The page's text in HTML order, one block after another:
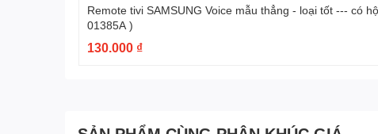
Remote tivi SAMSUNG Voice mẫu thẳng - loại tốt --- có hộp ( BN59-
01385A )
130.000 ₫